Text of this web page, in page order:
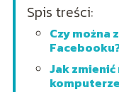
Spis treści:
Czy można
Jak zmienić